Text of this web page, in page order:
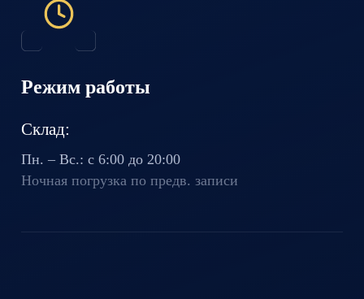
Режим работы
Склад:
Пн. – Вс.: с 6:00 до 20:00
Ночная погрузка по предв. записи